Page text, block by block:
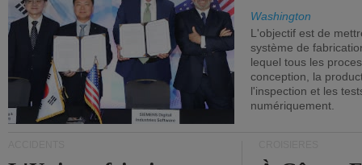
Washington
L'objectif est de
système de
lequel tous les
conception, la
l'inspection et les
numériquement.